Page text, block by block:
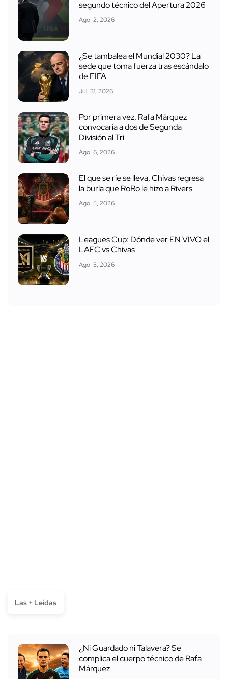
segundo técnico del Apertura 2026
Ago. 2, 2026
¿Se tambalea el Mundial 2030? La
sede que toma fuerza tras escándalo
de FIFA
Jul. 31, 2026
Por primera vez, Rafa Márquez
convocaría a dos de Segunda
División al Tri
Ago. 6, 2026
El que se ríe se lleva, Chivas regresa
la burla que RoRo le hizo a Rivers
Ago. 5, 2026
Leagues Cup: Dónde ver EN VIVO el
LAFC vs Chivas
Ago. 5, 2026
Las + Leídas
¿Ni Guardado ni Talavera? Se
complica el cuerpo técnico de Rafa
Márquez